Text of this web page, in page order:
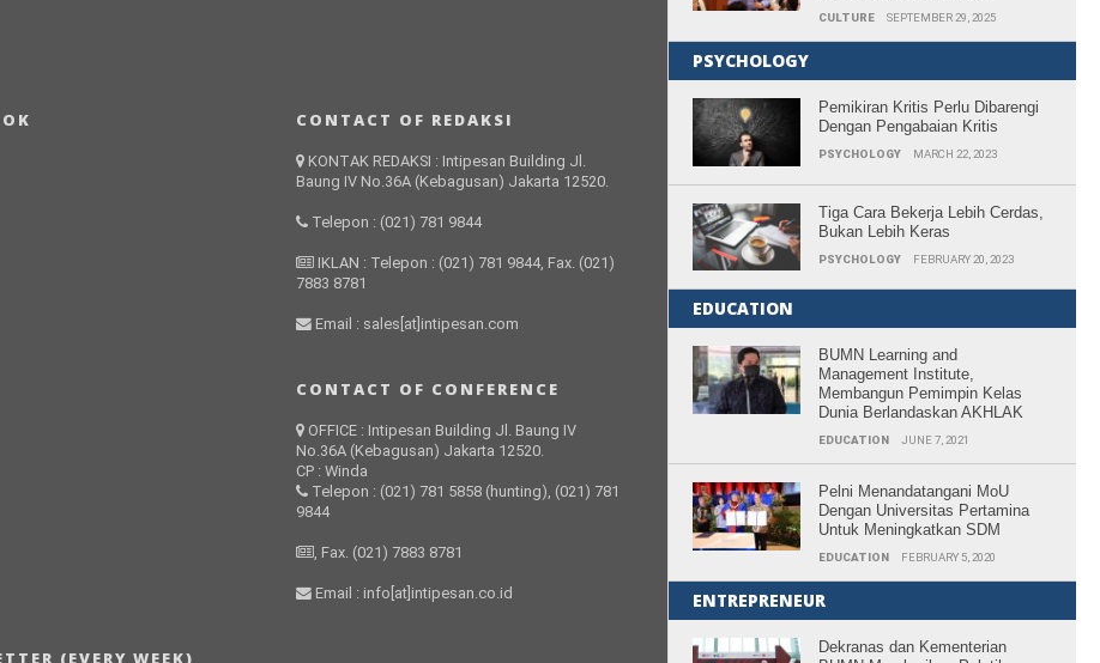
CULTURE SEPTEMBER 29, 2025
PSYCHOLOGY
Pemikiran Kritis Perlu Dibarengi
Dengan Pengabaian Kritis
PSYCHOLOGY MARCH 22, 2023
Tiga Cara Bekerja Lebih Cerdas,
Bukan Lebih Keras
PSYCHOLOGY FEBRUARY 20, 2023
EDUCATION
BUMN Learning and
Management Institute,
Membangun Pemimpin Kelas
Dunia Berlandaskan AKHLAK
EDUCATION JUNE 7, 2021
Pelni Menandatangani MoU
Dengan Universitas Pertamina
Untuk Meningkatkan SDM
EDUCATION FEBRUARY 5, 2020
ENTREPRENEUR
Dekranas dan Kementerian
CONTACT OF REDAKSI
KONTAK REDAKSI : Intipesan Building Jl.
Baung IV No.36A (Kebagusan) Jakarta 12520.
Telepon : (021) 781 9844
IKLAN : Telepon : (021) 781 9844, Fax. (021)
7883 8781
Email : sales[at]intipesan.com
CONTACT OF CONFERENCE
OFFICE : Intipesan Building Jl. Baung IV
No.36A (Kebagusan) Jakarta 12520.
CP : Winda
Telepon : (021) 781 5858 (hunting), (021) 781
9844
, Fax. (021) 7883 8781
Email : info[at]intipesan.co.id
(EVERY WEEK)